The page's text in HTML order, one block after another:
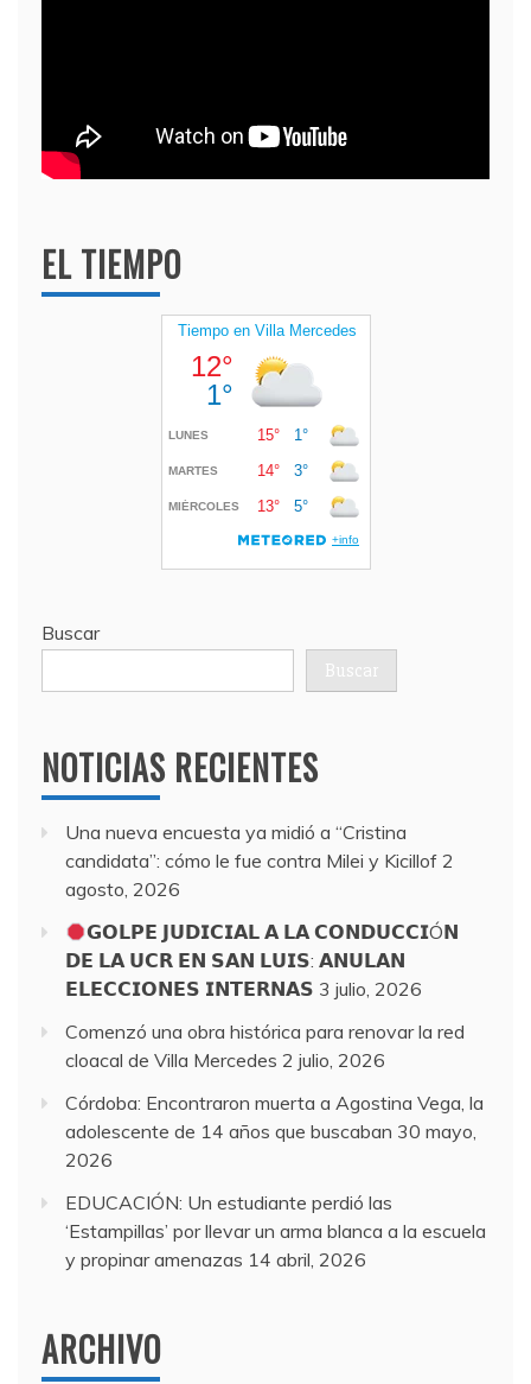
EL TIEMPO
Buscar
Buscar
NOTICIAS RECIENTES
Una nueva encuesta ya midió a “Cristina
candidata”: cómo le fue contra Milei y Kicillof 2
agosto, 2026
𝗚𝗢𝗟𝗣𝗘 𝗝𝗨𝗗𝗜𝗖𝗜𝗔𝗟 𝗔 𝗟𝗔 𝗖𝗢𝗡𝗗𝗨𝗖𝗖𝗜Ó𝗡
𝗗𝗘 𝗟𝗔 𝗨𝗖𝗥 𝗘𝗡 𝗦𝗔𝗡 𝗟𝗨𝗜𝗦: 𝗔𝗡𝗨𝗟𝗔𝗡
𝗘𝗟𝗘𝗖𝗖𝗜𝗢𝗡𝗘𝗦 𝗜𝗡𝗧𝗘𝗥𝗡𝗔𝗦 3 julio, 2026
Comenzó una obra histórica para renovar la red
cloacal de Villa Mercedes 2 julio, 2026
Córdoba: Encontraron muerta a Agostina Vega, la
adolescente de 14 años que buscaban 30 mayo,
2026
EDUCACIÓN: Un estudiante perdió las
‘Estampillas’ por llevar un arma blanca a la escuela
y propinar amenazas 14 abril, 2026
ARCHIVO